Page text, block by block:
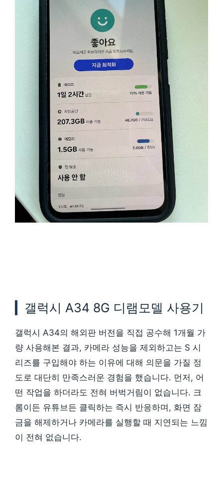
갤럭시 A34 8G 디램모델 사용기
갤럭시 A34의 해외판 버전을 직접 공수해 1개월 가
량 사용해본 결과, 카메라 성능을 제외하고는 S 시
리즈를 구입해야 하는 이유에 대해 의문을 가질 정
도로 대단히 만족스러운 경험을 했습니다. 먼저, 어
떤 작업을 하더라도 전혀 버벅거림이 없습니다. 크
롬이든 유튜브든 클릭하는 즉시 반응하며, 화면 잠
금을 해제하거나 카메라를 실행할 때 지연되는 느낌
이 전혀 없습니다.